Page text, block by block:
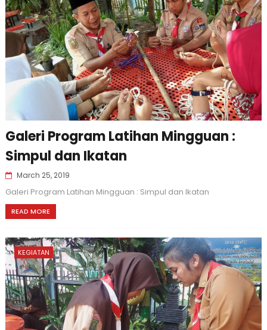
Galeri Program Latihan Mingguan :
Simpul dan Ikatan
March 25, 2019
Galeri Program Latihan Mingguan : Simpul dan Ikatan
READ MORE
KEGIATAN